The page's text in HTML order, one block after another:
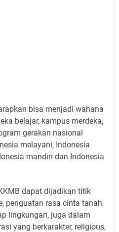
bisa menjadi wahana
belajar, kampus merdeka,
gerakan nasional
melayani, Indonesia
mandiri dan Indonesia
dapat dijadikan titik
penguatan rasa cinta tanah
lingkungan, juga dalam
yang berkarakter, religious,